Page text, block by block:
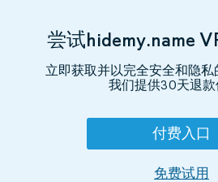
尝试hidemy.name
立即获取并以完全安全和隐私
我们提供30天退款
付费入口
免费试用